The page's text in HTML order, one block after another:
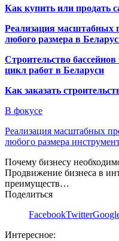
Как купить или продать
Реализация масштабных
любого размера в
Строительство
цикл работ в Беларуси
Как заказать
В фокусе
Реализация масштабных
любого размера
Почему бизнесу
Продвижение бизнеса в
преимуществ…
Поделиться
FacebookTwitter
Интересное: